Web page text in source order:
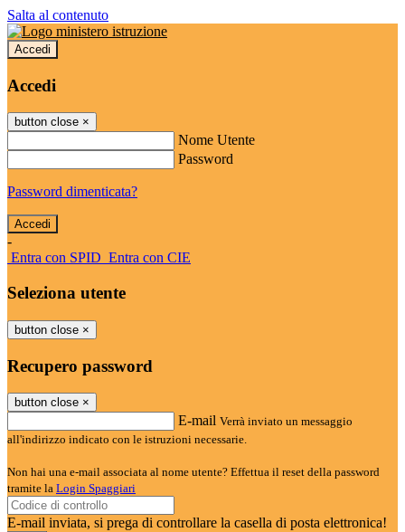
Salta al contenuto
Accedi
Accedi
button close ×
Nome Utente
Password
Password dimenticata?
-
Entra con SPID Entra con CIE
Seleziona utente
button close ×
Recupero password
button close ×
E-mail Verrà inviato un messaggio
all'indirizzo indicato con le istruzioni necessarie.
Non hai una e-mail associata al nome utente? Effettua il reset della password
tramite la Login Spaggiari
E-mail inviata, si prega di controllare la casella di posta elettronica!